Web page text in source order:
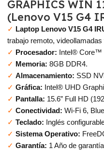
GRAPHICS WIN
(Lenovo V15 G4
✓ Laptop Lenovo V15 G4
trabajo remoto, videollamadas
✓ Procesador: Intel® Core™
✓ Memoria: 8GB DDR4.
✓ Almacenamiento: SSD
✓ Gráfica: Intel® UHD
✓ Pantalla: 15.6” Full HD
✓ Conectividad: Wi-Fi 6,
✓ Teclado: Inglés
✓ Sistema Operativo:
✓ Garantía: 1 Año de